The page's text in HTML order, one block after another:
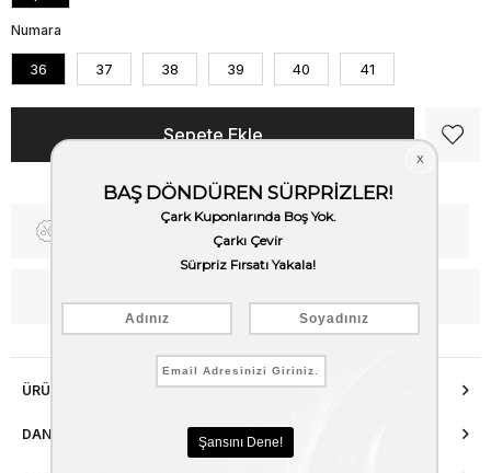
Numara
36 37 38 39 40 41
ÜRÜN ÖZELLIKLERI
DANIŞMA HATTI